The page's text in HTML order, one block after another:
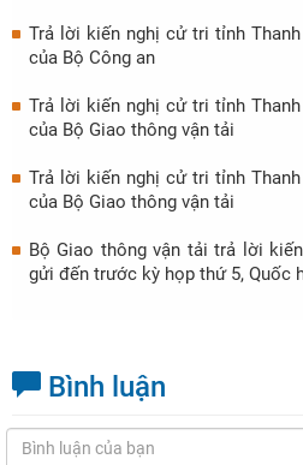
Trả lời kiến nghị cử tri tỉnh
của Bộ Công an
Trả lời kiến nghị cử tri tỉnh
của Bộ Giao thông vận tải
Trả lời kiến nghị cử tri tỉnh
của Bộ Giao thông vận tải
Bộ Giao thông vận tải trả lời
gửi đến trước kỳ họp thứ 5, Quốc
Bình luận